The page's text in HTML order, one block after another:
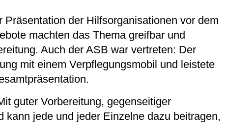
der Hilfsorganisationen vor dem
machten das Thema greifbar und
Auch der ASB war vertreten: Der
mit einem Verpflegungsmobil und leistete
guter Vorbereitung, gegenseitiger
jede und jeder Einzelne dazu beitragen,